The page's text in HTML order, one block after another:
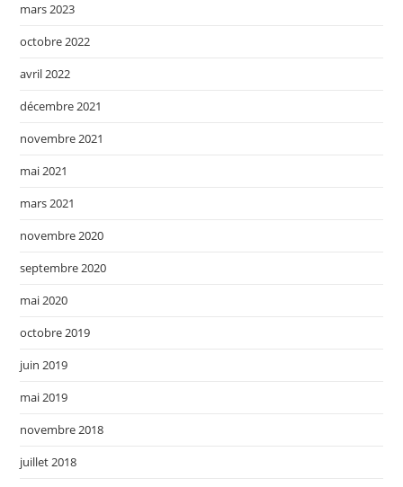
mars 2023
octobre 2022
avril 2022
décembre 2021
novembre 2021
mai 2021
mars 2021
novembre 2020
septembre 2020
mai 2020
octobre 2019
juin 2019
mai 2019
novembre 2018
juillet 2018